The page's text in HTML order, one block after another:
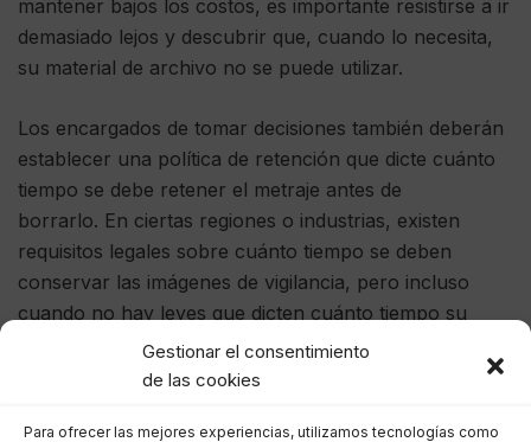
Gestionar el consentimiento
de las cookies
Para ofrecer las mejores experiencias, utilizamos tecnologías como
mantener bajos los costos, es importante resistirse a ir
demasiado lejos y descubrir que, cuando lo necesita,
su material de archivo no se puede utilizar.
Los encargados de tomar decisiones también deberán
establecer una política de retención que dicte cuánto
tiempo se debe retener el metraje antes de
borrarlo. En ciertas regiones o industrias, existen
requisitos legales sobre cuánto tiempo se deben
conservar las imágenes de vigilancia, pero incluso
cuando no hay leyes que dicten cuánto tiempo su
organización debe conservar estos datos, una política
de retención es esencial para la gestión adecuada de